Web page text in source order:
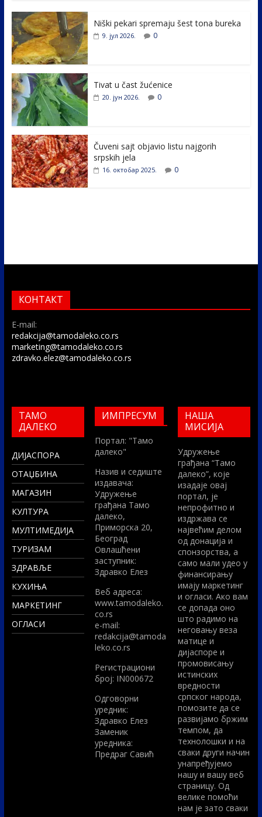
e
b
o
o
k
itt
er e
er
e
Niški pekari spremaju šest tona bureka
9. јул 2026. 0
Tivat u čast žućenice
20. јун 2026. 0
Čuveni sajt objavio listu najgorih
srpskih jela
16. октобар 2025. 0
КОНТАКТ
E-mail:
redakcija@tamodaleko.co.rs
marketing@tamodaleko.co.rs
zdravko.elez@tamodaleko.co.rs
ТАМО
ДАЛЕКО
ДИЈАСПОРА
ОТАЏБИНА
МАГАЗИН
КУЛТУРА
МУЛТИМЕДИЈА
ТУРИЗАМ
ЗДРАВЉЕ
КУХИЊА
МАРКЕТИНГ
ОГЛАСИ
ИМПРЕСУМ
Портал: "Тамо
далеко"
Назив и седиште
издавача:
Удружење
грађана Тамо
далеко,
Приморска 20,
Београд
Овлашћени
заступник:
Здравко Елез
Вeб адреса:
www.tamodaleko.
co.rs
e-mail:
redakcija@tamoda
leko.co.rs
Регистрациони
број: IN000672
Одговорни
уредник:
Здравко Елез
Заменик
уредника:
Предраг Савић
НАША
МИСИЈА
Удружење
грађана “Тамо
далеко”, које
изадаје овај
портал, је
непрофитно и
издржава се
највећим делом
од донација и
спонзорства, а
само мали удео у
финансирању
имају маркетинг
и огласи. Ако вам
се допада оно
што радимо на
неговању веза
матице и
дијаспоре и
промовисању
истинских
вредности
српског народа,
помозите да се
развијамо бржим
темпом, да
технолошки и на
сваки други начин
унапређујемо
нашу и вашу веб
страницу. Од
велике помоћи
нам је зато сваки